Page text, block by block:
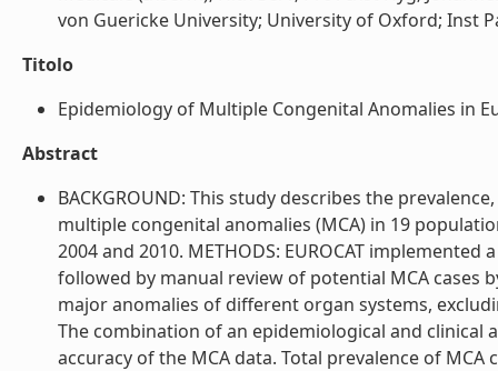
von Guericke University; University of Oxford; Inst
Titolo
Epidemiology of Multiple Congenital Anomalies in
Abstract
BACKGROUND: This study describes the
multiple congenital anomalies (MCA) in 19
2004 and 2010. METHODS: EUROCAT
followed by manual review of potential MCA cases
major anomalies of different organ systems,
The combination of an epidemiological and
accuracy of the MCA data. Total prevalence of